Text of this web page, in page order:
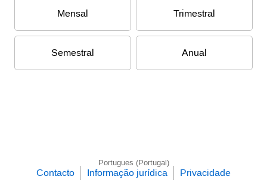
Mensal Trimestral
Semestral Anual
Portugues (Portugal)
Contacto Informação jurídica Privacidade